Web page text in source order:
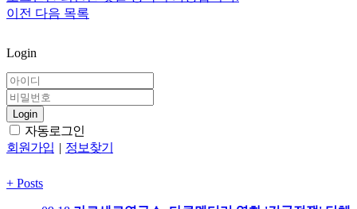
이전 다음 목록
Login
Login
자동로그인
회원가입 | 정보찾기
+ Posts